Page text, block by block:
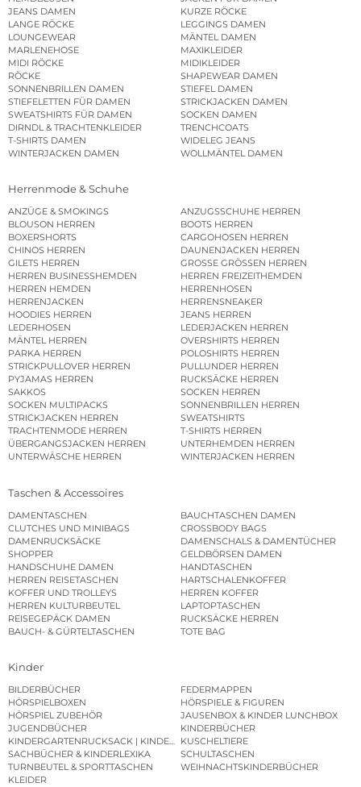
JEANS DAMEN
KURZE RÖCKE
LANGE RÖCKE
LEGGINGS DAMEN
LOUNGEWEAR
MÄNTEL DAMEN
MARLENEHOSE
MAXIKLEIDER
MIDI RÖCKE
MIDIKLEIDER
RÖCKE
SHAPEWEAR DAMEN
SONNENBRILLEN DAMEN
STIEFEL DAMEN
STIEFELETTEN FÜR DAMEN
STRICKJACKEN DAMEN
SWEATSHIRTS FÜR DAMEN
SOCKEN DAMEN
DIRNDL & TRACHTENKLEIDER
TRENCHCOATS
T-SHIRTS DAMEN
WIDELEG JEANS
WINTERJACKEN DAMEN
WOLLMÄNTEL DAMEN
Herrenmode & Schuhe
ANZÜGE & SMOKINGS
ANZUGSSCHUHE HERREN
BLOUSON HERREN
BOOTS HERREN
BOXERSHORTS
CARGOHOSEN HERREN
CHINOS HERREN
DAUNENJACKEN HERREN
GILETS HERREN
GROSSE GRÖSSEN HERREN
HERREN BUSINESSHEMDEN
HERREN FREIZEITHEMDEN
HERREN HEMDEN
HERRENHOSEN
HERRENJACKEN
HERRENSNEAKER
HOODIES HERREN
JEANS HERREN
LEDERHOSEN
LEDERJACKEN HERREN
MÄNTEL HERREN
OVERSHIRTS HERREN
PARKA HERREN
POLOSHIRTS HERREN
STRICKPULLOVER HERREN
PULLUNDER HERREN
PYJAMAS HERREN
RUCKSÄCKE HERREN
SAKKOS
SOCKEN HERREN
SOCKEN MULTIPACKS
SONNENBRILLEN HERREN
STRICKJACKEN HERREN
SWEATSHIRTS
TRACHTENMODE HERREN
T-SHIRTS HERREN
ÜBERGANGSJACKEN HERREN
UNTERHEMDEN HERREN
UNTERWÄSCHE HERREN
WINTERJACKEN HERREN
Taschen & Accessoires
DAMENTASCHEN
BAUCHTASCHEN DAMEN
CLUTCHES UND MINIBAGS
CROSSBODY BAGS
DAMENRUCKSÄCKE
DAMENSCHALS & DAMENTÜCHER
SHOPPER
GELDBÖRSEN DAMEN
HANDSCHUHE DAMEN
HANDTASCHEN
HERREN REISETASCHEN
HARTSCHALENKOFFER
KOFFER UND TROLLEYS
HERREN KOFFER
HERREN KULTURBEUTEL
LAPTOPTASCHEN
REISEGEPÄCK DAMEN
RUCKSÄCKE HERREN
BAUCH- & GÜRTELTASCHEN
TOTE BAG
Kinder
BILDERBÜCHER
FEDERMAPPEN
HÖRSPIELBOXEN
HÖRSPIELE & FIGUREN
HÖRSPIEL ZUBEHÖR
JAUSENBOX & KINDER LUNCHBOX
JUGENDBÜCHER
KINDERBÜCHER
KINDERGARTENRUCKSACK | KINDERGARTENBEUTEL
KUSCHELTIERE
SACHBÜCHER & KINDERLEXIKA
SCHULTASCHEN
TURNBEUTEL & SPORTTASCHEN
WEIHNACHTSKINDERBÜCHER
KLEIDER